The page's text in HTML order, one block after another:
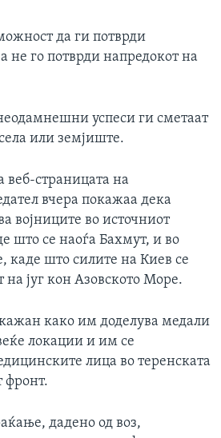
да ги потврди
не го потврди напредокот на
успеси ги сметаат
или земјиште.
веб-страницата на
вчера покажаа дека
војниците во источниот
што се наоѓа Бахмут, и во
каде што силите на Киев се
на југ кон Азовското Море.
како им доделува медали
локации и им се
лица во теренската
фронт.
дадено од воз,